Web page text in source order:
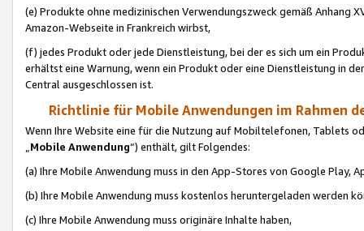
(e) Produkte ohne medizinischen Verwendungszweck gemäß Anhang
Amazon-Webseite in Frankreich wirbst,
(f) jedes Produkt oder jede Dienstleistung, bei der es sich um ein
erhältst eine Warnung, wenn ein Produkt oder eine Dienstleistung in
Central ausgeschlossen ist.
Richtlinie für Mobile Anwendungen im Rahmen
Wenn Ihre Website eine für die Nutzung auf Mobiltelefonen, Tablets
„Mobile Anwendung“) enthält, gilt Folgendes:
(a) Ihre Mobile Anwendung muss in den App-Stores von Google Play,
(b) Ihre Mobile Anwendung muss kostenlos heruntergeladen werden
(c) Ihre Mobile Anwendung muss originäre Inhalte haben,